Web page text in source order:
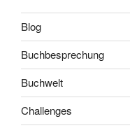
Blog
Buchbesprechung
Buchwelt
Challenges